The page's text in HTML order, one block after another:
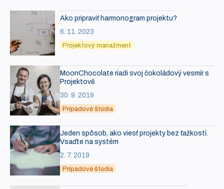
Ako pripraviť harmonogram projektu?
6. 11. 2023
Projektový manažment
MoonChocolate riadi svoj čokoládový vesmír s
Projektově
30. 9. 2019
Prípadové štúdia
Jeden spôsob, ako viesť projekty bez ťažkostí.
Vsaďte na systém
2. 7. 2019
Prípadové štúdia